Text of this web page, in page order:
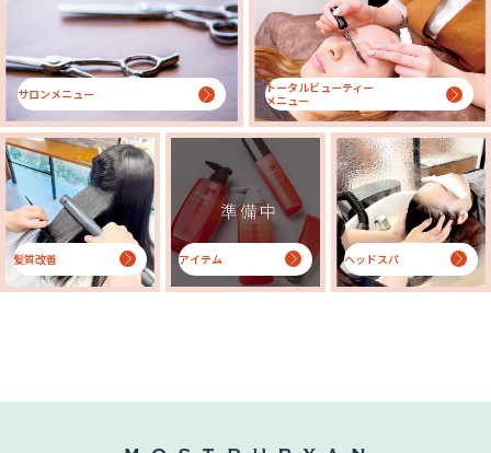
サロンメニュー
トータルビューティー
メニュー
髪質改善 アイテム ヘッドスパ